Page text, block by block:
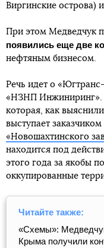
Виргинские острова)
При этом Медведчук
появились еще две
нефтяным бизнесом.
Речь идет о
«НЗНП Инжиниринг».
которая, как
выступает
«Новошахтинского
находится под
этого года за якобы
оккупированные
Читайте также:
«Схемы»:
Крыма получили